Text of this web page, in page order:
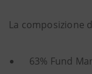
La composizione
63% Fund